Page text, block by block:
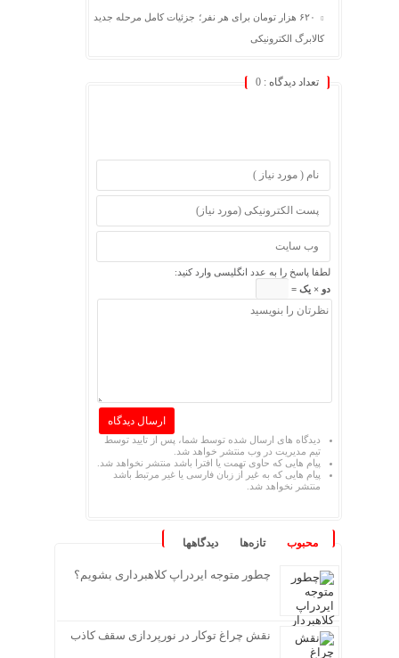
۶۲۰ هزار تومان برای هر نفر؛ جزئیات کامل مرحله جدید
کالابرگ الکترونیکی
تعداد دیدگاه : 0
لطفا پاسخ را به عدد انگلیسی وارد کنید:
دو × یک =
دیدگاه های ارسال شده توسط شما، پس از تایید توسط
تیم مدیریت در وب منتشر خواهد شد.
پیام هایی که حاوی تهمت یا افترا باشد منتشر نخواهد شد.
پیام هایی که به غیر از زبان فارسی یا غیر مرتبط باشد
منتشر نخواهد شد.
محبوب تازه‌ها دیدگاهها
چطور متوجه ایردراپ کلاهبرداری بشویم؟
نقش چراغ توکار در نورپردازی سقف کاذب